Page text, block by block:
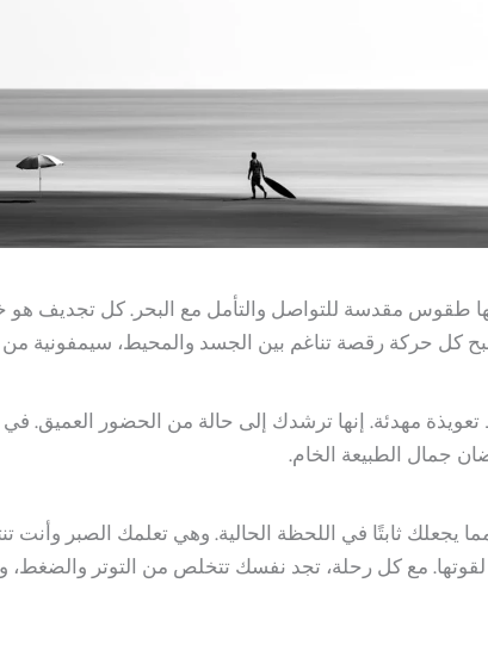
طقوس مقدسة للتواصل والتأمل مع البحر. كل تجديف هو
كل حركة رقصة تناغم بين الجسد والمحيط، سيمفونية من
مهدئة. إنها ترشدك إلى حالة من الحضور العميق.
جمال الطبيعة الخام.
يجعلك ثابتًا في اللحظة الحالية. وهي تعلمك الصبر وأنت
لقوتها. مع كل رحلة، تجد نفسك تتخلص من التوتر